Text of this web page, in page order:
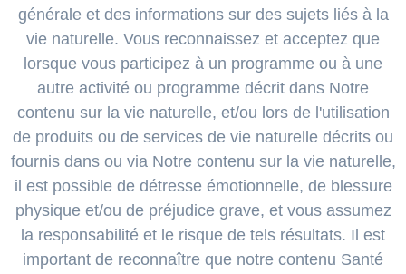
générale et des informations sur des sujets liés à la
vie naturelle. Vous reconnaissez et acceptez que
lorsque vous participez à un programme ou à une
autre activité ou programme décrit dans Notre
contenu sur la vie naturelle, et/ou lors de l'utilisation
de produits ou de services de vie naturelle décrits ou
fournis dans ou via Notre contenu sur la vie naturelle,
il est possible de détresse émotionnelle, de blessure
physique et/ou de préjudice grave, et vous assumez
la responsabilité et le risque de tels résultats. Il est
important de reconnaître que notre contenu Santé